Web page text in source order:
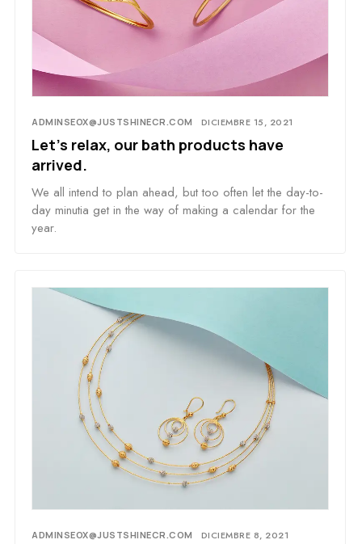
ADMINSEOX@JUSTSHINECR.COM DICIEMBRE 15, 2021
Let’s relax, our bath products have
arrived.
We all intend to plan ahead, but too often let the day-to-
day minutia get in the way of making a calendar for the
year.
ADMINSEOX@JUSTSHINECR.COM DICIEMBRE 8, 2021